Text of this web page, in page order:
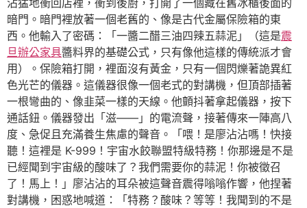
沾猛地衝回店裡，衝到後廚，打開了一個藏在舊冰櫃後面的
暗門。暗門裡放著一個老舊的、像是古代金屬保險箱的東
西。他輸入了密碼：「一醬二醋三油四辣五蒜泥」（這是震
旦辦公家具醬料界的基礎公式，只有像他這樣的傳統派才會
用）。保險箱打開，裡面沒有黃金，只有一個閃爍著詭異紅
色光芒的儀器。這儀器很像一個老式的對講機，但頂部插著
一根彎曲的、像韭菜一樣的天線。他顫抖著拿起儀器，按下
通話鈕。儀器發出「滋——」的電流聲，接著傳來一陣高八
度、急促且充滿養生焦慮的聲音。「喂！是廖沾沾嗎！快接
聽！這裡是 K-999！宇宙水餃聯盟特級特務！你那邊是不是
已經聞到宇宙級的酸味了？我們需要你的蒜泥！你被徵召
了！馬上！」廖沾沾的耳朵被這聲音震得嗡嗡作響，他捏著
對講機，困惑地喊道：「特務？酸味？等等！我聞到的不是